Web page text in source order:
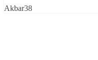
Akbar38